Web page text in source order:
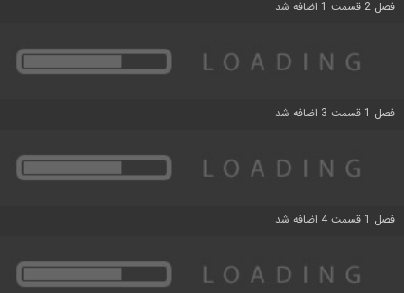
فصل 2 قسمت 1 اضافه شد
فصل 1 قسمت 3 اضافه شد
فصل 1 قسمت 4 اضافه شد